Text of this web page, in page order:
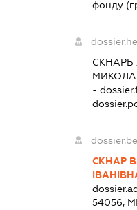
фонду
СКНАРЬ
-
СКНАР
54056,